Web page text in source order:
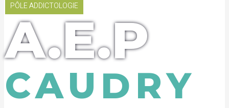
PÔLE ADDICTOLOGIE
A.E.P
CAUDRY